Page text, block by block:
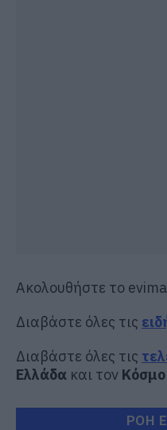
Ακολουθήστε το
Διαβάστε όλες τις
Διαβάστε όλες τις
Ελλάδα και τον Κόσμο
ΡΟΗ